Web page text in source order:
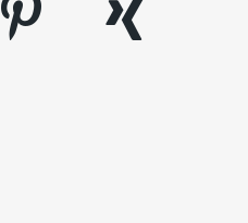
pinterest
xing